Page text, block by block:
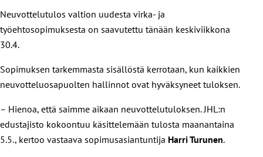
Neuvottelutulos valtion uudesta virka- ja
työehtosopimuksesta on saavutettu tänään keskiviikkona
30.4.
Sopimuksen tarkemmasta sisällöstä kerrotaan, kun kaikkien
neuvotteluosapuolten hallinnot ovat hyväksyneet tuloksen.
– Hienoa, että saimme aikaan neuvottelutuloksen. JHL:n
edustajisto kokoontuu käsittelemään tulosta maanantaina
5.5., kertoo vastaava sopimusasiantuntija Harri Turunen.